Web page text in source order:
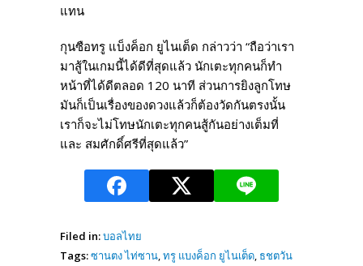
แทน
กุนซือทรู แบ็งค็อก ยูไนเต็ด กล่าวว่า “ถือว่าเรา
มาสู้ในเกมนี้ได้ดีที่สุดแล้ว นักเตะทุกคนก็ทำ
หน้าที่ได้ดีตลอด 120 นาที ส่วนการยิงลูกโทษ
มันก็เป็นเรื่องของดวงแล้วก็ต้องวัดกันตรงนั้น
เราก็จะไม่โทษนักเตะทุกคนสู้กันอย่างเต็มที่
และ สมศักดิ์ศรีที่สุดแล้ว”
Filed in:บอลไทย
Tags:ซานตง ไท่ซาน,ทรู แบงค็อก ยูไนเต็ด, ธชตวัน